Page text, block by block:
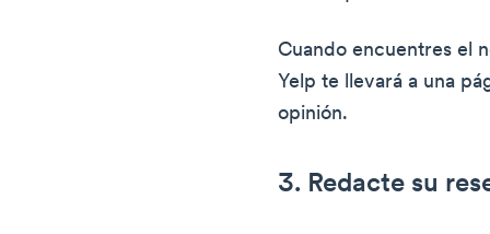
Cuando encuentres el
Yelp te llevará a una
opinión.
3. Redacte su